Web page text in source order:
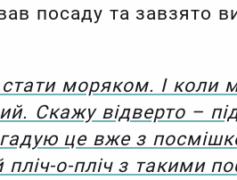
посаду та завзято
моряком. І коли
Скажу відверто –
це вже з
о-пліч з такими